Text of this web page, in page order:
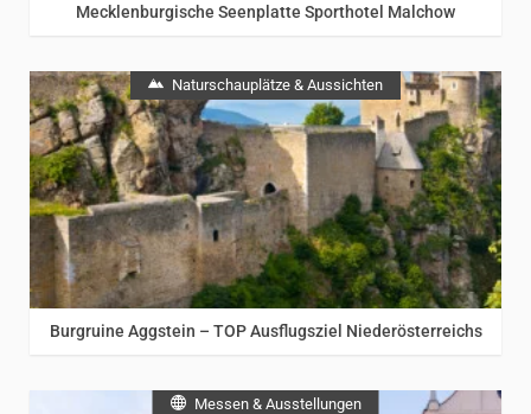
Mecklenburgische Seenplatte Sporthotel Malchow
Naturschauplätze & Aussichten
Burgruine Aggstein – TOP Ausflugsziel Niederösterreichs
Messen & Ausstellungen